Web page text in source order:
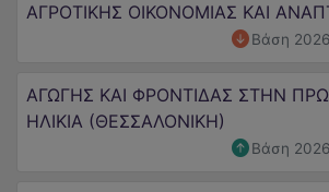
ΑΓΡΟΤΙΚΗΣ ΟΙΚΟΝΟΜΙΑΣ ΚΑΙ
Βάση
ΑΓΩΓΗΣ ΚΑΙ ΦΡΟΝΤΙΔΑΣ ΣΤΗΝ
ΗΛΙΚΙΑ (ΘΕΣΣΑΛΟΝΙΚΗ)
Βάση